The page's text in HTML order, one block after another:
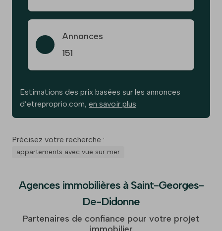
Annonces
151
Estimations des prix basées sur les annonces
d’etreproprio.com, en savoir plus
Précisez votre recherche :
appartements avec vue sur mer
Agences immobilières à Saint-Georges-
De-Didonne
Partenaires de confiance pour votre projet